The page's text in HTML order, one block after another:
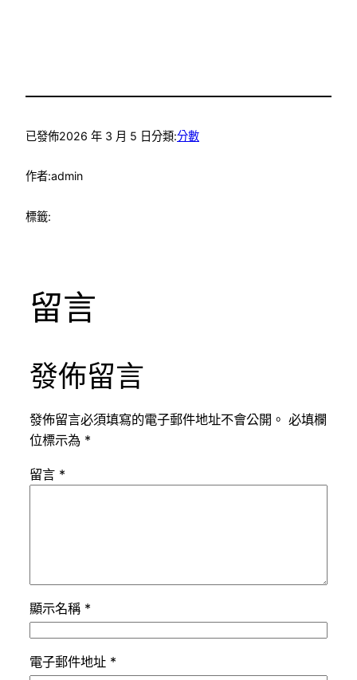
已發佈2026 年 3 月 5 日分類:分數
作者:admin
標籤:
留言
發佈留言
發佈留言必須填寫的電子郵件地址不會公開。 必填欄
位標示為 *
留言 *
顯示名稱 *
電子郵件地址 *